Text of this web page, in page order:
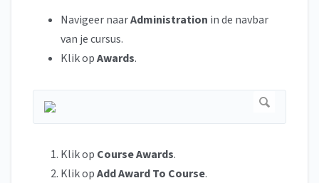
Navigeer naarAdministration in de navbar
van je cursus.
Klik opAwards.
Klik op Course Awards.
Klik opAdd Award To Course.